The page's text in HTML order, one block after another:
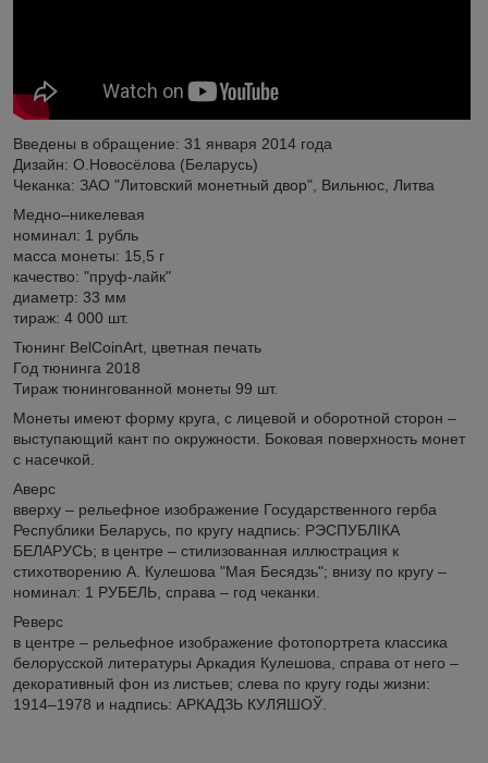
Введены в обращение: 31 января 2014 года
Дизайн: О.Новосёлова (Беларусь)
Чеканка: ЗАО "Литовский монетный двор", Вильнюс, Литва
Медно–никелевая
номинал: 1 рубль
масса монеты: 15,5 г
качество: "пруф-лайк"
диаметр: 33 мм
тираж: 4 000 шт.
Тюнинг BelCoinArt, цветная печать
Год тюнинга 2018
Тираж тюнингованной монеты 99 шт.
Монеты имеют форму круга, с лицевой и оборотной сторон –
выступающий кант по окружности. Боковая поверхность монет
с насечкой.
Аверс
вверху – рельефное изображение Государственного герба
Республики Беларусь, по кругу надпись: РЭСПУБЛІКА
БЕЛАРУСЬ; в центре – стилизованная иллюстрация к
стихотворению А. Кулешова "Мая Бесядзь"; внизу по кругу –
номинал: 1 РУБЕЛЬ, справа – год чеканки.
Реверс
в центре – рельефное изображение фотопортрета классика
белорусской литературы Аркадия Кулешова, справа от него –
декоративный фон из листьев; слева по кругу годы жизни:
1914–1978 и надпись: АРКАДЗЬ КУЛЯШОЎ.